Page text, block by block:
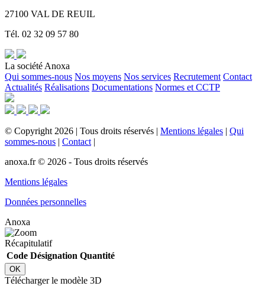
27100 VAL DE REUIL
Tél. 02 32 09 57 80
La société Anoxa
Qui sommes-nous Nos moyens Nos services Recrutement Contact
Actualités Réalisations Documentations Normes et CCTP
© Copyright 2026 | Tous droits réservés | Mentions légales | Qui
sommes-nous | Contact |
anoxa.fr © 2026 - Tous droits réservés
Mentions légales
Données personnelles
Anoxa
Récapitulatif
Code Désignation Quantité
OK
Télécharger le modèle 3D